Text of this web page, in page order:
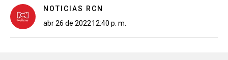
NOTICIAS RCN
abr 26 de 202212:40 p. m.